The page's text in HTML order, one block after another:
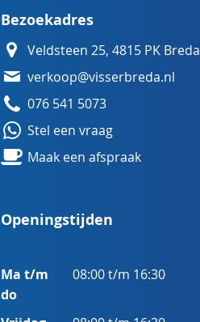
Bezoekadres
Veldsteen 25, 4815 PK Breda
verkoop@visserbreda.nl
076 541 5073
Stel een vraag
Maak een afspraak
Openingstijden
Ma t/m
do
08:00 t/m 16:30